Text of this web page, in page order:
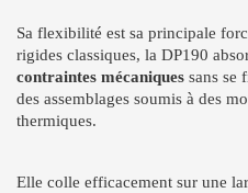
Sa flexibilité est sa principale
rigides classiques, la DP190
contraintes mécaniques sans se
des assemblages soumis à des
thermiques.
Elle colle efficacement sur une